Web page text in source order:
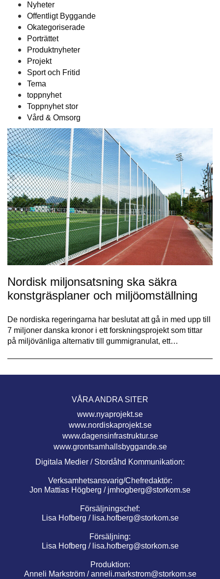
Nyheter
Offentligt Byggande
Okategoriserade
Porträttet
Produktnyheter
Projekt
Sport och Fritid
Tema
toppnyhet
Toppnyhet stor
Vård & Omsorg
Nordisk miljonsatsning ska säkra
konstgräsplaner och miljöomställning
De nordiska regeringarna har beslutat att gå in med upp till
7 miljoner danska kronor i ett forskningsprojekt som tittar
på miljövänliga alternativ till gummigranulat, ett…
VÅRA ANDRA SITER
www.nyaprojekt.se
www.nordiskaprojekt.se
www.dagensinfrastruktur.se
www.grontsamhallsbyggande.se
Digitala Medier / Stordåhd Kommunikation:
Verksamhetsansvarig/Chefredaktör:
Jon Mattias Högberg / jmhogberg@storkom.se
Försäljningschef:
Lisa Hofberg / lisa.hofberg@storkom.se
Försäljning:
Lisa Hofberg / lisa.hofberg@storkom.se
Produktion:
Anneli Markström /anneli.markstrom@storkom.se